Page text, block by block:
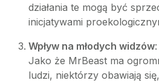
działania te mogą być
inicjatywami
Wpływ na młodych widzów:
Jako że MrBeast ma
ludzi, niektórzy obawiają